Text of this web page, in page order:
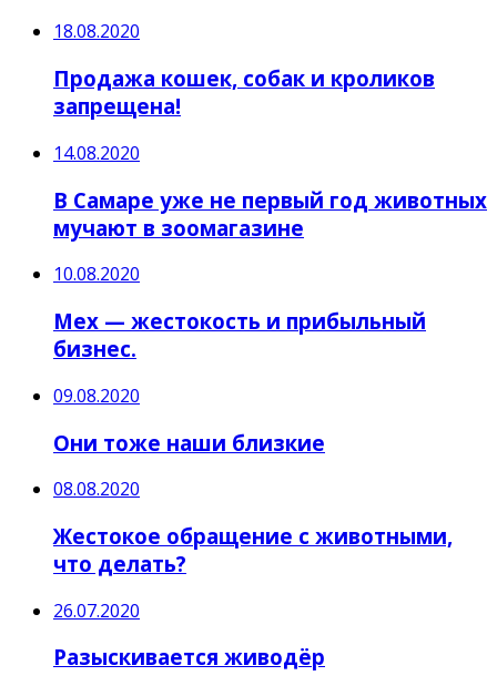
18.08.2020
Продажа кошек, собак и кроликов
запрещена!
14.08.2020
В Самаре уже не первый год животных
мучают в зоомагазине
10.08.2020
Мех — жестокость и прибыльный
бизнес.
09.08.2020
Они тоже наши близкие
08.08.2020
Жестокое обращение с животными,
что делать?
26.07.2020
Разыскивается живодёр